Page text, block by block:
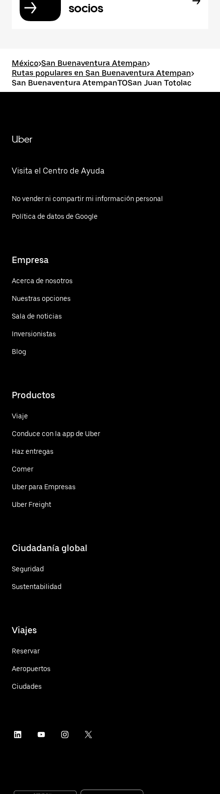
socios
México>San Buenaventura Atempan>
Rutas populares en San Buenaventura Atempan>
San Buenaventura AtempanTOSan Juan Totolac
Uber
Visita el Centro de Ayuda
No vender ni compartir mi información personal
Política de datos de Google
Empresa
Acerca de nosotros
Nuestras opciones
Sala de noticias
Inversionistas
Blog
Productos
Viaje
Conduce con la app de Uber
Haz entregas
Comer
Uber para Empresas
Uber Freight
Ciudadanía global
Seguridad
Sustentabilidad
Viajes
Reservar
Aeropuertos
Ciudades